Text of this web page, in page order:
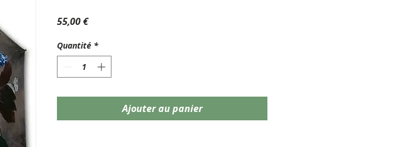
55,00 €Prix
Quantité *
Ajouter au panier